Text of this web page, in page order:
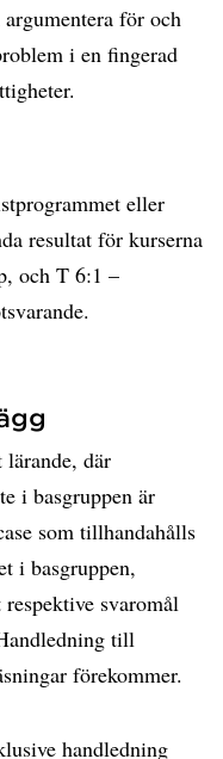
för och
i en fingerad
eller
resultat för kurserna
och T 6:1 –
lärande, där
i basgruppen är
som tillhandahålls
i basgruppen,
svaromål
till
förekommer.
handledning